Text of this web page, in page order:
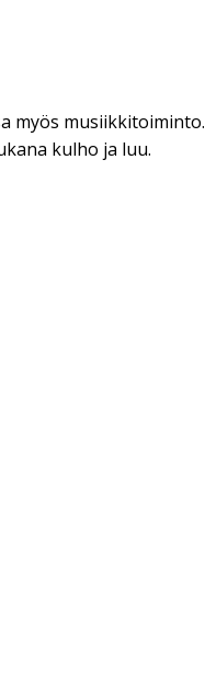
myös musiikkitoiminto.
kulho ja luu.